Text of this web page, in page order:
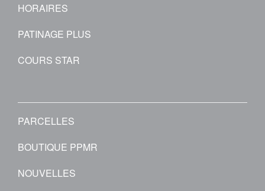
HORAIRES
PATINAGE PLUS
COURS STAR
PARCELLES
BOUTIQUE PPMR
NOUVELLES